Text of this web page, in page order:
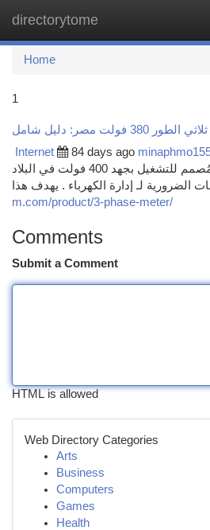
directorytome
Home
1
فولت مصر: دليل شامل
Internet 84 days ago
يُعد جهاز قياس الكهرباء المُصمم للتشغيل بجهد 400 فولت في البلاد
m.com/product/3-phase-meter/
Comments
Submit a Comment
HTML is allowed
Web Directory Categories
Arts
Business
Computers
Games
Health